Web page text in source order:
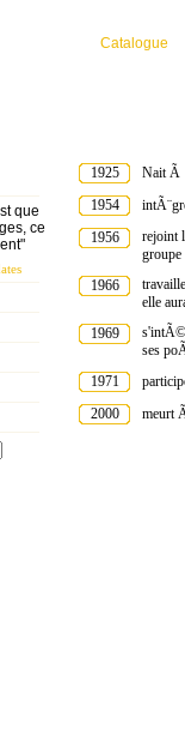
Catalogue
que
ce
1925
Nait Ã
1954
1956
rejoint
1966
elle
1969
ses
1971
2000
meurt